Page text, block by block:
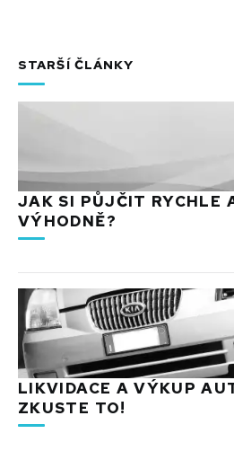
STARŠÍ ČLÁNKY
JAK SI PŮJČIT RYCHLE
VÝHODNĚ?
LIKVIDACE A VÝKUP
ZKUSTE TO!